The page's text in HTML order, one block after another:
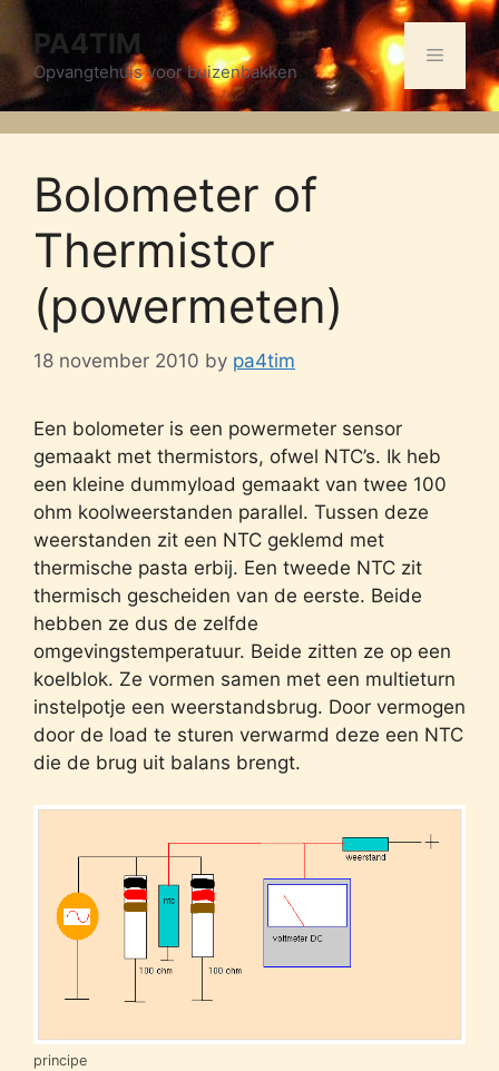
Skip
content
PA4TIM
Opvangtehuis voor buizenbakken
Menu
Bolometer of
Thermistor
(powermeten)
18 november 2010 by pa4tim
Een bolometer is een powermeter sensor
gemaakt met thermistors, ofwel NTC’s. Ik heb
een kleine dummyload gemaakt van twee 100
ohm koolweerstanden parallel. Tussen deze
weerstanden zit een NTC geklemd met
thermische pasta erbij. Een tweede NTC zit
thermisch gescheiden van de eerste. Beide
hebben ze dus de zelfde
omgevingstemperatuur. Beide zitten ze op een
koelblok. Ze vormen samen met een multieturn
instelpotje een weerstandsbrug. Door vermogen
door de load te sturen verwarmd deze een NTC
die de brug uit balans brengt.
principe